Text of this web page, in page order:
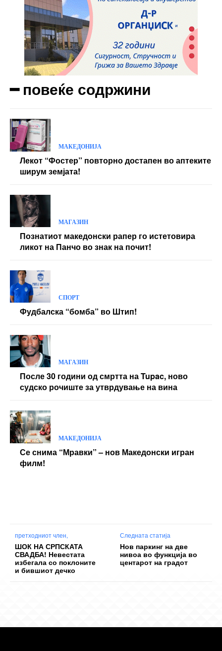
Donec quis est ac felis
Orci varius natoque dolor
Yearly pricing
━ повеќе содржини
МАКЕДОНИЈА
Лекот “Фостер” повторно достапен во аптеките
ширум земјата!
МАГАЗИН
Познатиот македонски рапер го истетовира
ликот на Панчо во знак на почит!
СПОРТ
Фудбалска “бомба” во Штип!
МАГАЗИН
После 30 години од смртта на Tupac, ново
судско рочиште за утврдување на вина
МАКЕДОНИЈА
Се снима “Мравки” – нов Македонски игран
филм!
претходниот член,
ШОК НА СРПСКАТА
СВАДБА! Невестата
избегала со поклоните
и бившиот дечко
Следната статија
Нов паркинг на две
нивоа во функција во
центарот на градот